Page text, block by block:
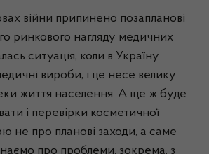
війни припинено позапланові
ринкового нагляду медичних
ситуація, коли в Україну
вироби, і це несе велику
життя населення. А ще ж буде
і перевірки косметичної
не про планові заходи, а саме
про проблеми, зокрема, з